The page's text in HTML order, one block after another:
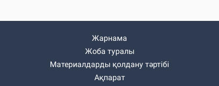
Жарнама
Жоба туралы
Материалдарды қолдану тәртібі
Ақпарат